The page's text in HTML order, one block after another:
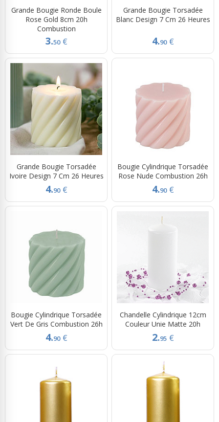
Grande Bougie Ronde Boule
Rose Gold 8cm 20h
Combustion
3.50 €
Grande Bougie Torsadée
Blanc Design 7 Cm 26 Heures
4.90 €
Grande Bougie Torsadée
Ivoire Design 7 Cm 26 Heures
4.90 €
Bougie Cylindrique Torsadée
Rose Nude Combustion 26h
4.90 €
Bougie Cylindrique Torsadée
Vert De Gris Combustion 26h
4.90 €
Chandelle Cylindrique 12cm
Couleur Unie Matte 20h
2.95 €